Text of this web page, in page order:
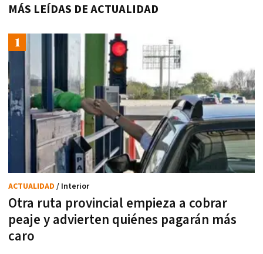
MÁS LEÍDAS DE ACTUALIDAD
Otra ruta provincial empieza a cobrar
peaje y advierten quiénes pagarán más
caro
ACTUALIDAD / Interior